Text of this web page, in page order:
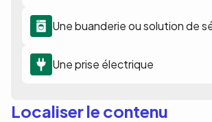
Une buanderie ou solution de
Une prise électrique
Localiser le contenu